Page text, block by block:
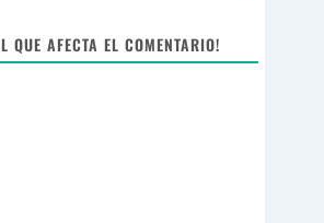
QUE AFECTA EL COMENTARIO!